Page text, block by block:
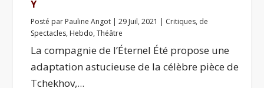
Y
Posté par Pauline Angot |29 Juil, 2021 | Critiques, de
Spectacles, Hebdo,Théâtre
La compagnie de l’Éternel Été propose une
adaptation astucieuse de la célèbre pièce de
Tchekhov,...